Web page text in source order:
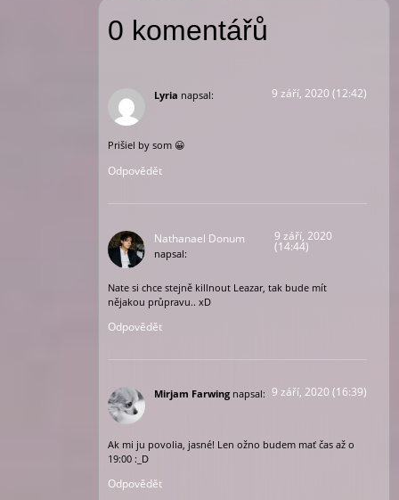
0 komentářů
Lyria napsal: 9 září, 2020 (12:42)
Prišiel by som 😀
Odpovědět
Nathanael Donum
napsal:
9 září, 2020
(14:44)
Nate si chce stejně killnout Leazar, tak bude mít
nějakou průpravu.. xD
Odpovědět
Mirjam Farwing napsal: 9 září, 2020 (16:39)
Ak mi ju povolia, jasné! Len ožno budem mať čas až o
19:00 :_D
Odpovědět